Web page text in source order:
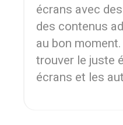
écrans avec
des contenus
au bon
trouver le juste
écrans et les